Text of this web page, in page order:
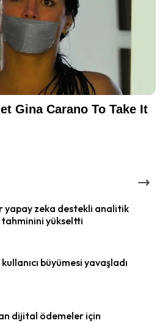
yapay zeka destekli analitik
yükseltti
büyümesi yavaşladı
dijital ödemeler için